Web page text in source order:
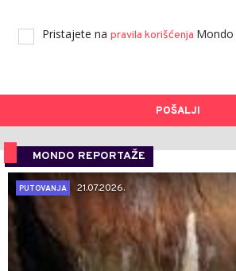
Pristajete na pravila korišćenja Mondo
POŠALJI
MONDO REPORTAŽE
PUTOVANJA
21.07.2026.